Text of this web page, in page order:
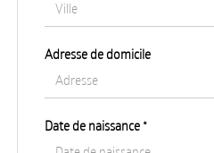
Adresse de domicile
Pays de résidence *
Date de naissance *